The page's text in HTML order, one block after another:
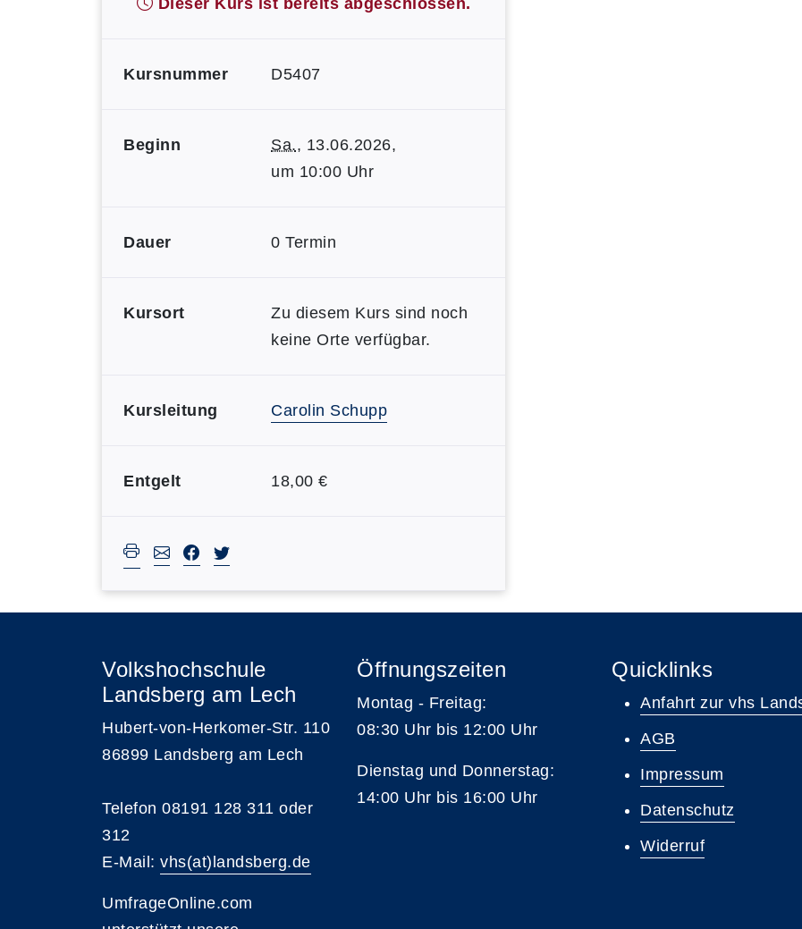
Dieser Kurs ist bereits abgeschlossen.
Kursnummer D5407
Beginn Sa., 13.06.2026,
um 10:00 Uhr
Dauer 0 Termin
Kursort
Zu diesem Kurs sind noch
keine Orte verfügbar.
Kursleitung Carolin Schupp
Entgelt 18,00 €
Volkshochschule
Landsberg am Lech
Hubert-von-Herkomer-Str. 110
86899 Landsberg am Lech
Telefon 08191 128 311 oder
312
E-Mail: vhs(at)landsberg.de
UmfrageOnline.com
Öffnungszeiten
Montag - Freitag:
08:30 Uhr bis 12:00 Uhr
Dienstag und Donnerstag:
14:00 Uhr bis 16:00 Uhr
Quicklinks
Anfahrt zur vhs
AGB
Impressum
Datenschutz
Widerruf